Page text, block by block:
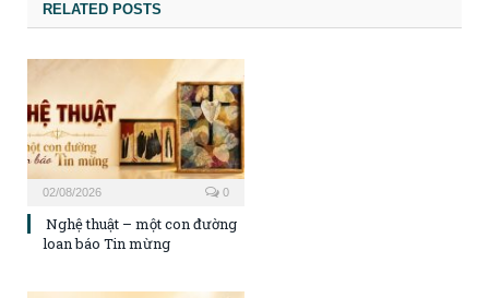
RELATED POSTS
02/08/2026 0
Nghệ thuật – một con đường
loan báo Tin mừng